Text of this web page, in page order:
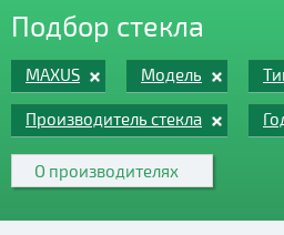
Подбор стекла
MAXUS Модель
Производитель стекла
О производителях